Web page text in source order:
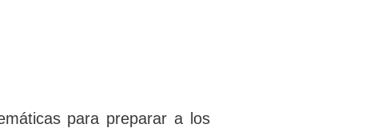
para preparar a los